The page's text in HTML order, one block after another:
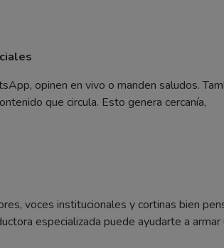
opinen en vivo o manden saludos.
que circula. Esto genera cercanía,
voces institucionales y cortinas bien
especializada puede ayudarte a armar